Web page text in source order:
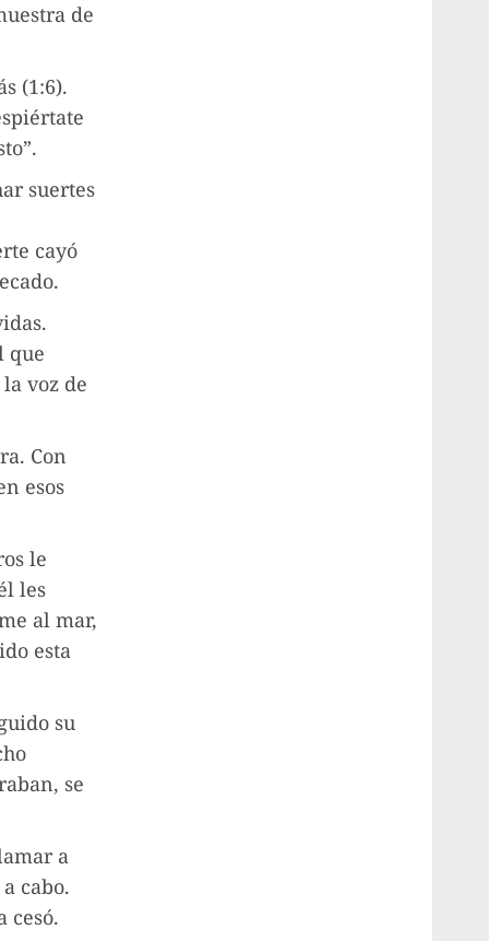
de
(1:6).
suertes
cayó
que
voz de
Con
esos
le
les
al mar,
esta
su
se
a
cabo.
cesó.